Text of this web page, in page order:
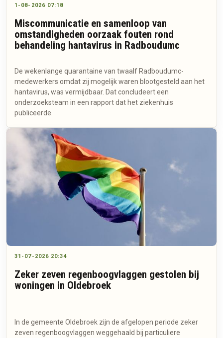
1-08-2026 07:18
Miscommunicatie en samenloop van
omstandigheden oorzaak fouten rond
behandeling hantavirus in Radboudumc
De wekenlange quarantaine van twaalf Radboudumc-
medewerkers omdat zij mogelijk waren blootgesteld aan het
hantavirus, was vermijdbaar. Dat concludeert een
onderzoeksteam in een rapport dat het ziekenhuis
publiceerde.
31-07-2026 20:34
Zeker zeven regenboogvlaggen gestolen bij
woningen in Oldebroek
In de gemeente Oldebroek zijn de afgelopen periode zeker
zeven regenboogvlaggen weggehaald bij particuliere